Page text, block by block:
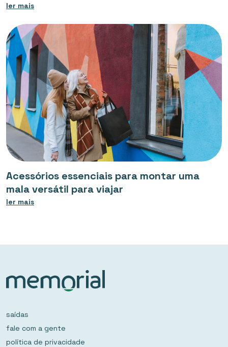
ler mais
Acessórios essenciais para montar uma
mala versátil para viajar
ler mais
saídas
fale com a gente
política de privacidade